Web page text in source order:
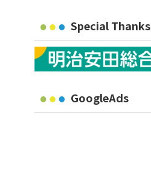
Special Thanks
GoogleAds